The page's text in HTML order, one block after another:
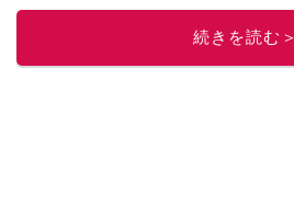
ィープな魅力を発信している。
続きを読む＞